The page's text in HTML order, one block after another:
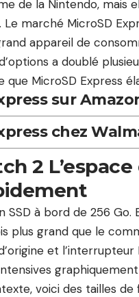
de la Nintendo, mais
Le marché MicroSD
appareil de
a doublé
MicroSD Express
sur
chez
2
SSD à bord de 256 Go.
plus grand que le
et
voici des tailles